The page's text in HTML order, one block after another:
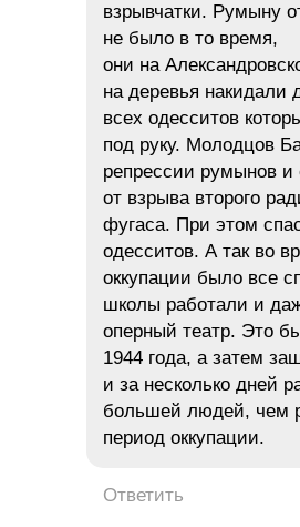
взрывчатки. Румыну
не было в то время,
они на
на деревья накидали
всех одесситов
под руку. Молодцов
репрессии румынов и
от взрыва второго
фугаса. При этом
одесситов. А так во
оккупации было все
школы работали и
оперный театр. Это
1944 года, а затем
и за несколько дней
большей людей, чем
период оккупации.
Ответить